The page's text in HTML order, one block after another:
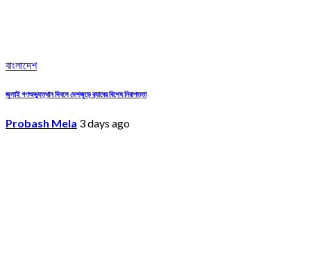
বাংলাদেশ
জুলাই গণঅভ্যুত্থান দিবসে দেশজুড়ে র‌্যাবের বিশেষ নিরাপত্তা
Probash Mela 3 days ago